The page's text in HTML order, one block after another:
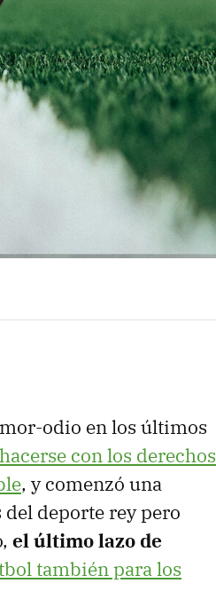
odio en los últimos
hacerse con los derechos
, y comenzó una
deporte rey pero
el último lazo de
también para los